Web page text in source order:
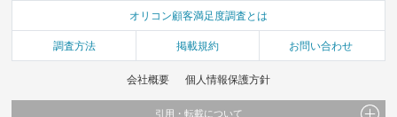
オリコン顧客満足度調査とは
調査方法 掲載規約 お問い合わせ
会社概要 個人情報保護方針
引用・転載について